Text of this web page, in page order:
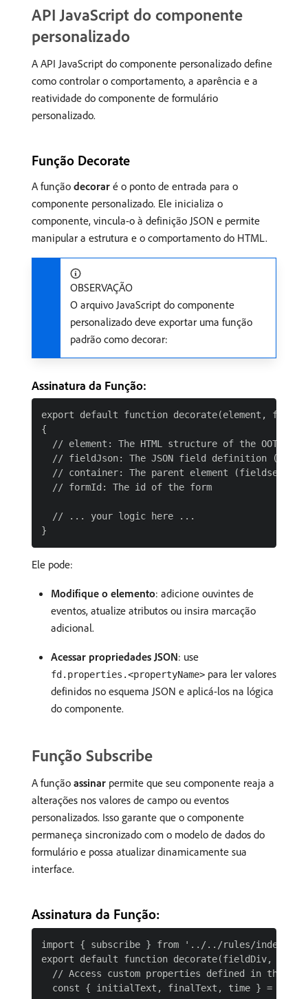
API JavaScript do componente
personalizado
A API JavaScript do componente personalizado define
como controlar o comportamento, a aparência e a
reatividade do componente de formulário
personalizado.
Função Decorate
A função decorar é o ponto de entrada para o
componente personalizado. Ele inicializa o
componente, vincula-o à definição JSON e permite
manipular a estrutura e o comportamento do HTML.
OBSERVAÇÃO
O arquivo JavaScript do componente
personalizado deve exportar uma função
padrão como decorar:
Assinatura da Função:
export default function decorate(element,
{
// element: The HTML structure of the OOTB
// fieldJson: The JSON field definition (all
// container: The parent element (fieldset or
  // formId: The id of the form
  // ... your logic here ...
Ele pode:
Modifique o elemento: adicione ouvintes de
eventos, atualize atributos ou insira marcação
adicional.
Acessar propriedades JSON: use
fd.properties.<propertyName> para ler valores
definidos no esquema JSON e aplicá-los na lógica
do componente.
Função Subscribe
A função assinar permite que seu componente reaja a
alterações nos valores de campo ou eventos
personalizados. Isso garante que o componente
permaneça sincronizado com o modelo de dados do
formulário e possa atualizar dinamicamente sua
interface.
Assinatura da Função:
import { subscribe } from '../../rules/
export default function decorate(fieldDiv,
// Access custom properties defined in the
const { initialText, finalText, time } =